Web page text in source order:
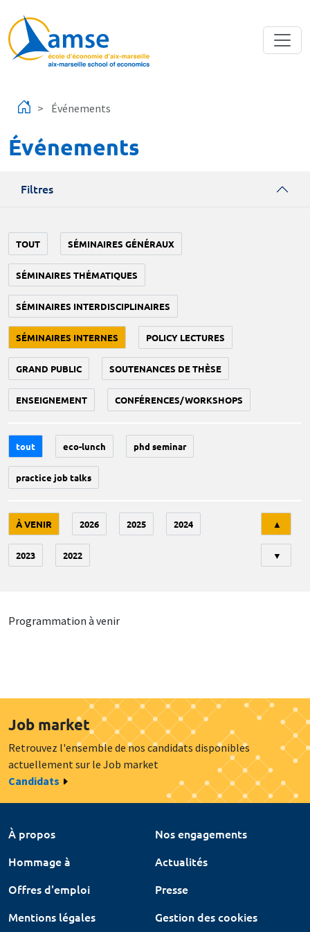
Événements
Événements
Filtres
TOUT SÉMINAIRES GÉNÉRAUX
SÉMINAIRES THÉMATIQUES
SÉMINAIRES INTERDISCIPLINAIRES
SÉMINAIRES INTERNES POLICY LECTURES
GRAND PUBLIC SOUTENANCES DE THÈSE
ENSEIGNEMENT CONFÉRENCES/WORKSHOPS
tout eco-lunch phd seminar
practice job talks
À VENIR 2026 2025 2024
2023 2022
▲
▼
Programmation à venir
Job market
Retrouvez l'ensemble de nos candidats disponibles
actuellement sur le Job market
Candidats
À propos
Nos engagements
Hommage à
Actualités
Offres d'emploi
Presse
Mentions légales
Gestion des cookies